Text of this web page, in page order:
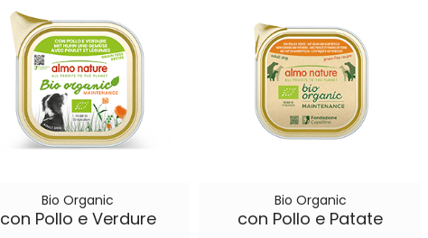
Bio Organic
con Pollo e Verdure
Bio Organic
con Pollo e Patate